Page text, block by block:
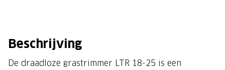
Beschrijving
De draadloze grastrimmer LTR 18-25 is een